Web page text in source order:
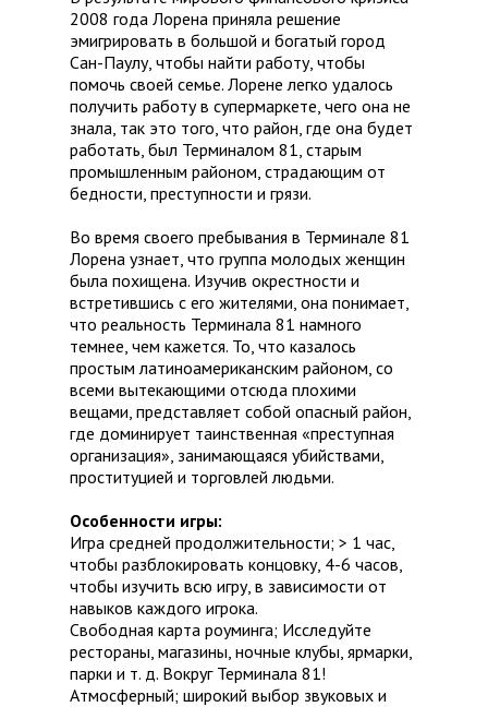
2008 года Лорена приняла решение
эмигрировать в большой и богатый город
Сан-Паулу, чтобы найти работу, чтобы
помочь своей семье. Лорене легко удалось
получить работу в супермаркете, чего она не
знала, так это того, что район, где она будет
работать, был Терминалом 81, старым
промышленным районом, страдающим от
бедности, преступности и грязи.
Во время своего пребывания в Терминале 81
Лорена узнает, что группа молодых женщин
была похищена. Изучив окрестности и
встретившись с его жителями, она понимает,
что реальность Терминала 81 намного
темнее, чем кажется. То, что казалось
простым латиноамериканским районом, со
всеми вытекающими отсюда плохими
вещами, представляет собой опасный район,
где доминирует таинственная «преступная
организация», занимающаяся убийствами,
проституцией и торговлей людьми.
Особенности игры:
Игра средней продолжительности; > 1 час,
чтобы разблокировать концовку, 4-6 часов,
чтобы изучить всю игру, в зависимости от
навыков каждого игрока.
Свободная карта роуминга; Исследуйте
рестораны, магазины, ночные клубы, ярмарки,
парки и т. д. Вокруг Терминала 81!
Атмосферный; широкий выбор звуковых и